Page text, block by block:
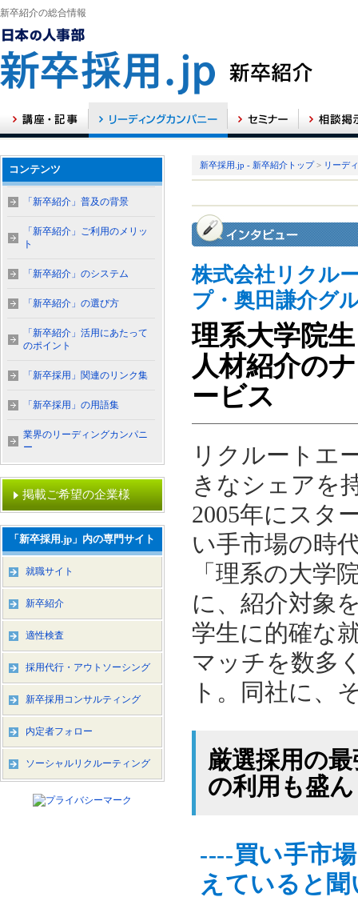
新卒紹介の総合情報
新卒採用.jp - 新卒紹介トップ> リーデ
株式会社リクル
プ・奥田謙介グ
理系大学院
人材紹介の
ービス
リクルートエ
きなシェアを
2005年にスタ
い手市場の時
「理系の大学
に、紹介対象
学生に的確な
マッチを数多
ト。同社に、
厳選採用の
の利用も盛ん
----買い手市
えていると
コンテンツ
「新卒紹介」普及の背景
「新卒紹介」ご利用のメリッ
ト
「新卒紹介」のシステム
「新卒紹介」の選び方
「新卒紹介」活用にあたって
のポイント
「新卒採用」関連のリンク集
「新卒採用」の用語集
業界のリーディングカンパニ
ー
掲載ご希望の企業様
「新卒採用.jp」内の専門サイト
就職サイト
新卒紹介
適性検査
採用代行・アウトソーシング
新卒採用コンサルティング
内定者フォロー
ソーシャルリクルーティング